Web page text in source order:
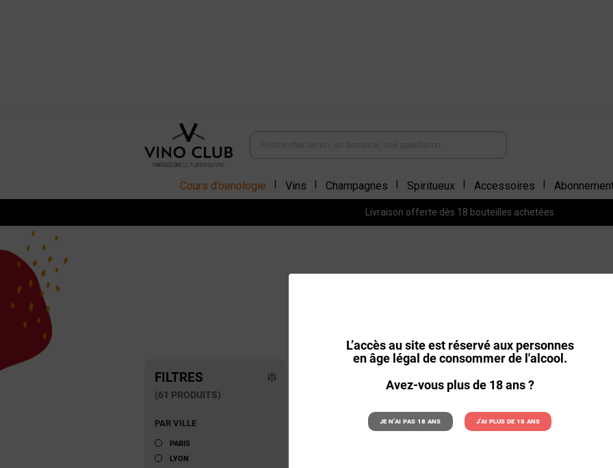
L’accès au site est réservé aux personnes
en âge légal de consommer de l'alcool.
Avez-vous plus de 18 ans ?
Je n'ai pas 18 ans J'ai plus de 18 ans
Cours d’oenologie Vins Champagnes Spiritueux Accessoires
Livraison offerte dès 18 bouteilles achetées
FILTRES
(61 PRODUITS)
PAR VILLE
PARIS
LYON
Restez à l'écoute ! D'autres produits seront affichés ici au
shopping_cartPanier(0)
 Mon compte